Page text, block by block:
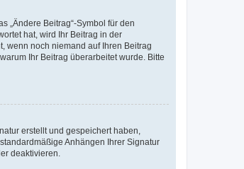
„Ändere Beitrag“-Symbol für den
hat, wird Ihr Beitrag in der
wenn noch niemand auf Ihren Beitrag
Ihr Beitrag überarbeitet wurde. Bitte
erstellt und gespeichert haben,
Anhängen Ihrer Signatur
deaktivieren.